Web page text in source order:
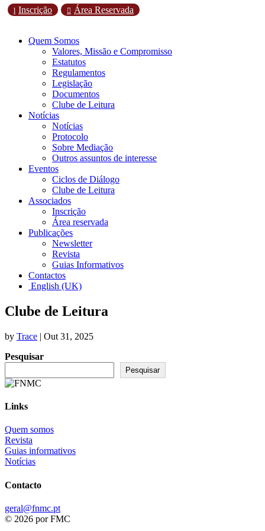
l Inscrição  Área Reservada
Quem Somos
Valores, Missão e Compromisso
Estatutos
Regulamentos
Legislação
Documentos
Clube de Leitura
Notícias
Notícias
Protocolo
Sobre Mediação
Outros assuntos de interesse
Eventos
Ciclos de Diálogo
Clube de Leitura
Associados
Inscrição
Área reservada
Publicações
Newsletter
Revista
Guias Informativos
Contactos
English (UK)
Clube de Leitura
by Trace | Out 31, 2025
Pesquisar
Pesquisar
Links
Quem somos
Revista
Guias informativos
Notícias
Contacto
geral@fnmc.pt
© 2026 por FMC